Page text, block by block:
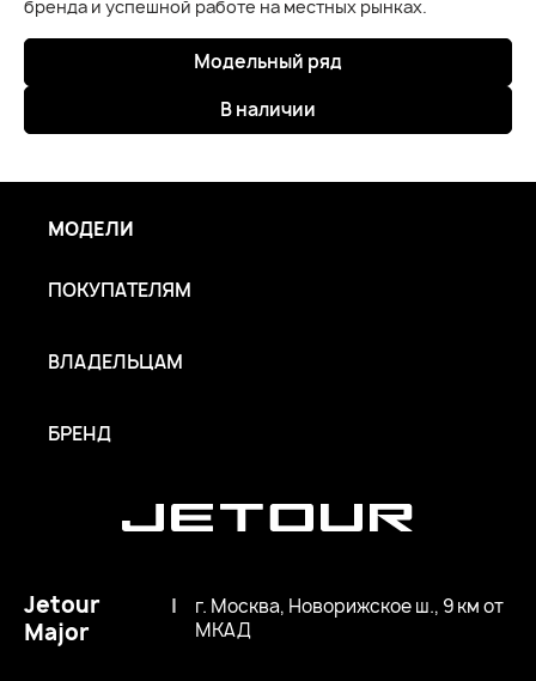
бренда и успешной работе на местных рынках.
Модельный ряд
В наличии
Jetour
Major
|
г. Москва, Новорижское ш., 9 км от
МКАД
МОДЕЛИ
ПОКУПАТЕЛЯМ
ВЛАДЕЛЬЦАМ
БРЕНД